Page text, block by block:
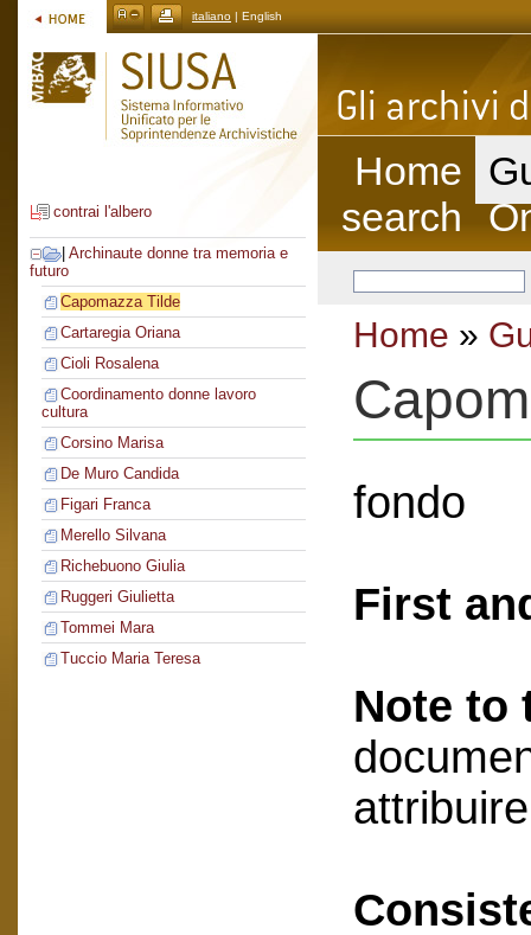
italiano | English
contrai l'albero
Archinaute donne tra memoria e
futuro
Capomazza Tilde
Cartaregia Oriana
Cioli Rosalena
Coordinamento donne lavoro
cultura
Corsino Marisa
De Muro Candida
Figari Franca
Merello Silvana
Richebuono Giulia
Ruggeri Giulietta
Tommei Mara
Tuccio Maria Teresa
Home
search
Home »
fondo
First
Note to